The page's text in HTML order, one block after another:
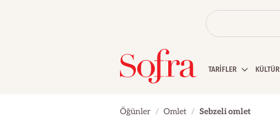
TARİFLER KÜLTÜR
Öğünler Omlet Sebzeli omlet